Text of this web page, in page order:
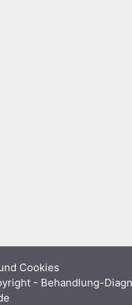
Cookies
- Behandlung-